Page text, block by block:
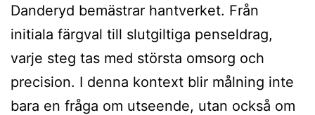
Danderyd bemästrar hantverket. Från
initiala färgval till slutgiltiga penseldrag,
varje steg tas med största omsorg och
precision. I denna kontext blir målning inte
bara en fråga om utseende, utan också om